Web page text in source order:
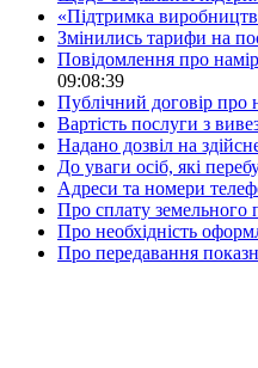
«Підтримка
Змінились тарифи на
Повідомлення про
09:08:39
Публічний договір про
Вартість послуги з
Надано дозвіл на
До уваги осіб, які
Адреси та номери
Про сплату земельного
Про необхідність
Про передавання